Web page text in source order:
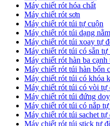
Máy chiết rót hóa chất
Máy chiết rót sơn
Máy chiết rót túi tự cuộn
Máy chiết rót túi dạng
Máy chiết rót túi xoay tự
Máy chiết rót túi có sẵn tự
Máy chiết rót hàn ba cạnh
Máy chiết rót túi hàn bốn
Máy chiết rót túi có khóa
Máy chiết rót túi có vòi tự
Máy chiết rót túi đứng
Máy chiết rót túi có nắp
Máy chiết rót túi sachet tự
Máy chiết rót túi stick tự